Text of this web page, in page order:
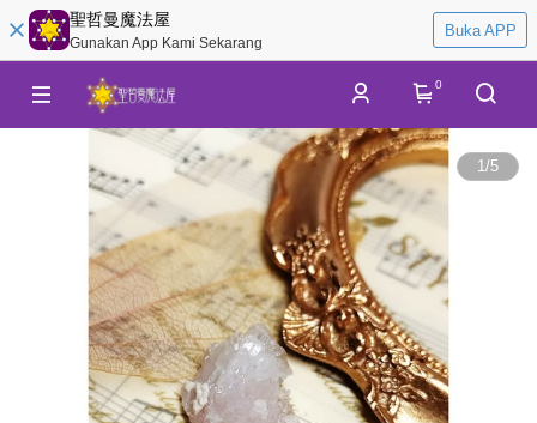
聖哲曼魔法屋
Gunakan App Kami Sekarang
Buka APP
0
1/5